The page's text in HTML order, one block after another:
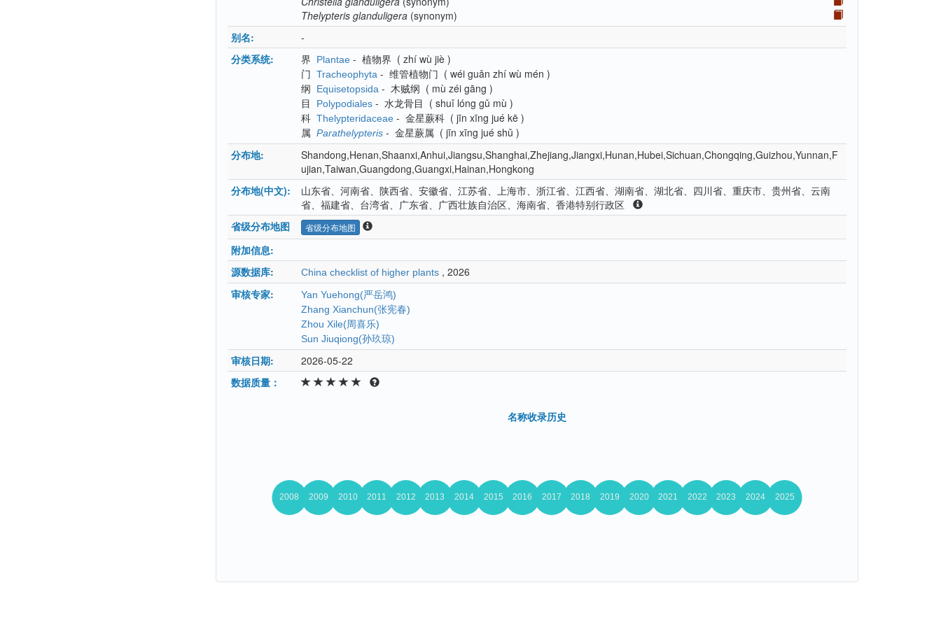
Thelypteris glanduligera (synonym)
别名:
-
分类系统:
界 Plantae - 植物界 ( zhí wù jiè )
门 Tracheophyta - 维管植物门 ( wéi guǎn zhí wù mén )
纲
Equisetopsida - 木贼纲 ( mù zéi gāng )
目
Polypodiales - 水龙骨目 ( shuǐ lóng gǔ mù )
科 Thelypteridaceae - 金星蕨科 ( jīn xīng jué kē )
属 Parathelypteris - 金星蕨属 ( jīn xīng jué shǔ )
分布地:
Shandong,Henan,Shaanxi,Anhui,Jiangsu,Shanghai,Zhejiang,Jiangxi,Hunan,Hubei,Sichuan,Chongqing,Guizhou,Yunnan,F
ujian,Taiwan,Guangdong,Guangxi,Hainan,Hongkong
分布地(中文):
山东省、河南省、陕西省、安徽省、江苏省、上海市、浙江省、江西省、湖南省、湖北省、四川省、重庆市、贵州省、云南
省、福建省、台湾省、广东省、广西壮族自治区、海南省、香港特别行政区
省级分布地图
省级分布地图
附加信息:
源数据库:
China checklist of higher plants , 2026
审核专家:
Yan Yuehong(严岳鸿)
Zhang Xianchun(张宪春)
Zhou Xile(周喜乐)
Sun Jiuqiong(孙玖琼)
审核日期:
2026-05-22
数据质量：
名称收录历史